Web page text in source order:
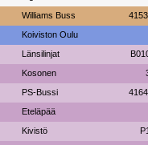
Williams Buss
Koiviston Oulu
Länsilinjat
Kosonen
PS-Bussi
Eteläpää
Kivistö